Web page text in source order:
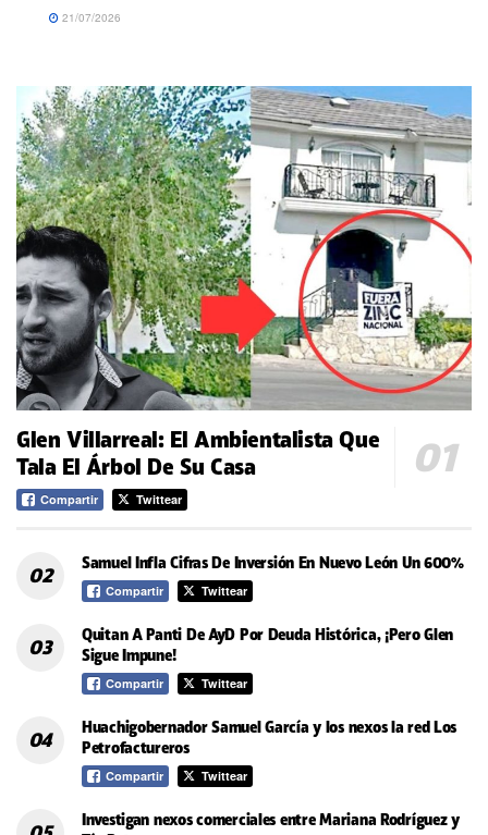
21/07/2026
Glen Villarreal: El Ambientalista Que
Tala El Árbol De Su Casa
Compartir Twittear
Samuel Infla Cifras De Inversión En Nuevo León Un 600%
Compartir Twittear
Quitan A Panti De AyD Por Deuda Histórica, ¡Pero Glen
Sigue Impune!
Compartir Twittear
Huachigobernador Samuel García y los nexos la red Los
Petrofactureros
Compartir Twittear
Investigan nexos comerciales entre Mariana Rodríguez y